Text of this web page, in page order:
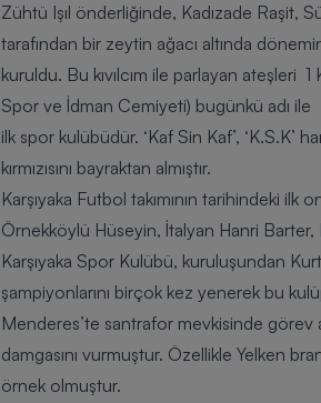
Zühtü Işıl önderliğinde, Kadızade Raşit,
tarafından bir zeytin ağacı altında
kuruldu. Bu kıvılcım ile parlayan ateşleri 1
Spor ve İdman Cemiyeti) bugünkü adı ile
ilk spor kulübüdür. ‘Kaf Sin Kaf’, ‘K.S.K’
kırmızısını bayraktan almıştır.
Karşıyaka Futbol takımının tarihindeki ilk
Örnekköylü Hüseyin, İtalyan Hanri Barter,
Karşıyaka Spor Kulübü, kuruluşundan
şampiyonlarını birçok kez yenerek bu
Menderes’te santrafor mevkisinde görev
damgasını vurmuştur. Özellikle Yelken
örnek olmuştur.